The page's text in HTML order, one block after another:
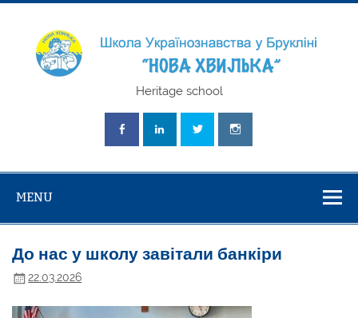
Skip
"Нова
Heritage school
MENU
До нас у школу завітали банкіри
22.03.2026